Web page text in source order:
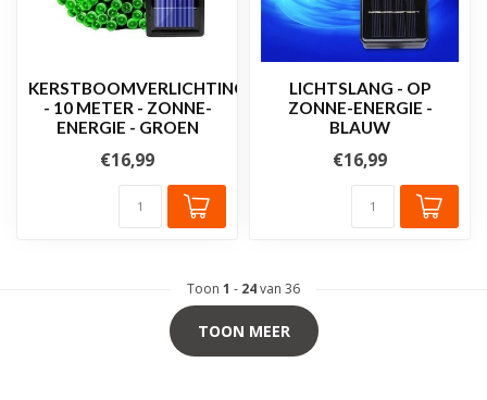
KERSTBOOMVERLICHTING
- 10 METER - ZONNE-
ENERGIE - GROEN
€16,99
LICHTSLANG - OP
ZONNE-ENERGIE -
BLAUW
€16,99
Toon 1 - 24van 36
TOON MEER